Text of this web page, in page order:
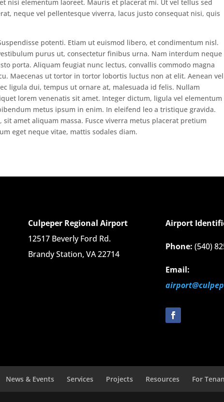
nisi elementum laoreet. Mauris et placerat mi. Ut vel tellus sed
neque vel pellentesque viverra, lacus justo consequat nisi, quis
potenti. Etiam ut euismod libero, et condimentum nisl.
purus ut, consectetur finibus urna. Nam interdum neque
porta. Aliquam feugiat nunc lectus, convallis commodo magna
Maecenas ut tortor in tortor lobortis luctus non at elit. Aenean vel
ligula dui, tempus ut ornare at, malesuada id felis. Nullam
lorem venenatis sit amet. Integer dictum, ligula vel elementum
metus ipsum in enim. In eleifend leo a tristique gravida.
sit amet aliquam massa. Fusce viverra metus placerat pretium
eget neque vitae, mattis sodales diam.
Culpeper Regional Airport
12517 Beverly Ford Rd.
Brandy Station, VA 22714
Airport
Phone: (540)
Email:
News & Events Services Projects Resources For